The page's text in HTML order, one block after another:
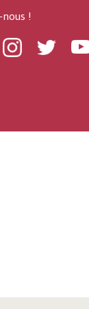
!
InstagramTwitter